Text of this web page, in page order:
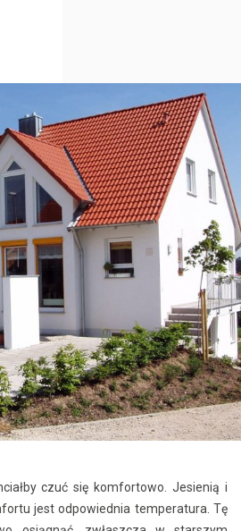
czuć się komfortowo. Jesienią i
jest odpowiednia temperatura. Tę